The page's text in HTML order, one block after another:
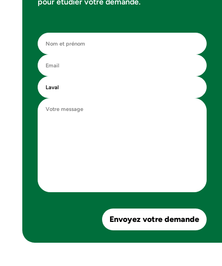
Envoyez votre demande